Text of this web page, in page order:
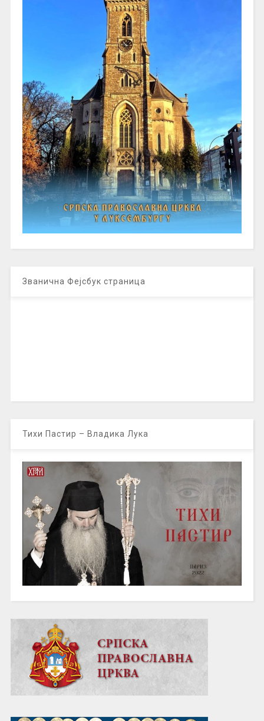
Званична Фејсбук страница
Тихи Пастир – Владика Лука